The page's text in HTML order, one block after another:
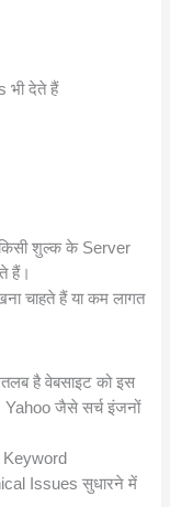
भी देते हैं
शुल्क के Server
हैं।
चाहते हैं या कम लागत
है वेबसाइट को इस
Yahoo जैसे सर्च इंजनों
Issues सुधारने में